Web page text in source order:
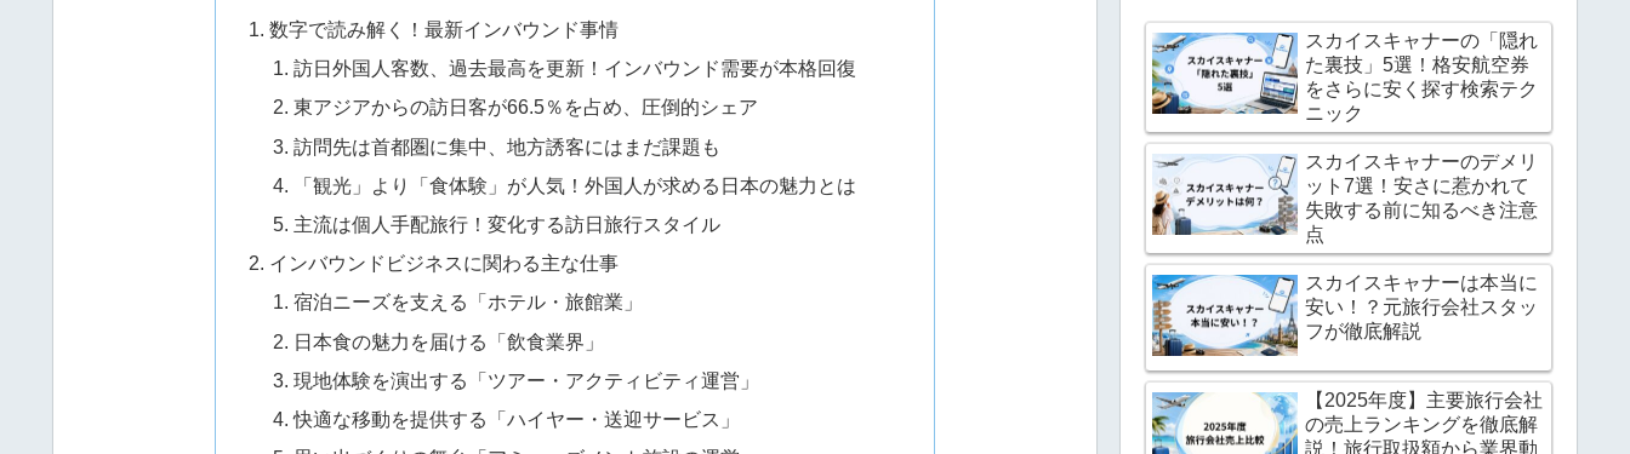
数字で読み解く！最新インバウンド事情
訪日外国人客数、過去最高を更新！インバウンド需要が本格回復
東アジアからの訪日客が66.5％を占め、圧倒的シェア
訪問先は首都圏に集中、地方誘客にはまだ課題も
「観光」より「食体験」が人気！外国人が求める日本の魅力とは
主流は個人手配旅行！変化する訪日旅行スタイル
インバウンドビジネスに関わる主な仕事
宿泊ニーズを支える「ホテル・旅館業」
日本食の魅力を届ける「飲食業界」
現地体験を演出する「ツアー・アクティビティ運営」
快適な移動を提供する「ハイヤー・送迎サービス」
スカイスキャナーの「隠れ
た裏技」5選！格安航空券
をさらに安く探す検索テク
ニック
スカイスキャナーのデメリ
ット7選！安さに惹かれて
失敗する前に知るべき注意
点
スカイスキャナーは本当に
安い！？元旅行会社スタッ
フが徹底解説
【2025年度】主要旅行会社
の売上ランキングを徹底解
説！旅行取扱額から業界動